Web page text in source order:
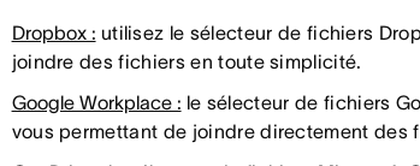
Dropbox : utilisez le sélecteur de fichiers
joindre des fichiers en toute simplicité.
Google Workplace : le sélecteur de fichiers
vous permettant de joindre directement des